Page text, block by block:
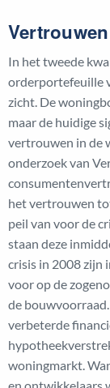
In het tweede
orderportefeuille
zicht. De
maar de huidige
vertrouwen in de
onderzoek van
het vertrouwen
peil van voor de
staan deze
crisis in 2008 zijn
voor op de
de
verbeterde
woningmarkt.
en ontwikkelaars